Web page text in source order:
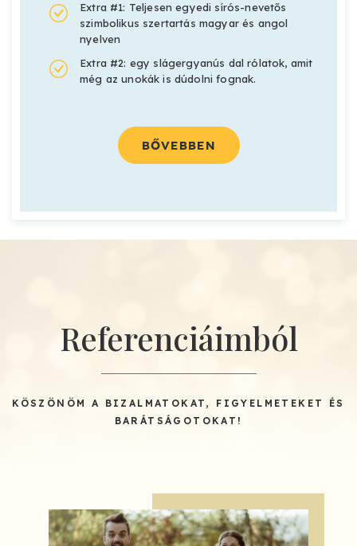
Extra #1: Teljesen egyedi sírós-nevetős
szimbolikus szertartás magyar és angol
nyelven
Extra #2: egy slágergyanús dal rólatok, amit
még az unokák is dúdolni fognak.
BŐVEBBEN
Referenciáimból
KÖSZÖNÖM A BIZALMATOKAT, FIGYELMETEKET ÉS
BARÁTSÁGOTOKAT!